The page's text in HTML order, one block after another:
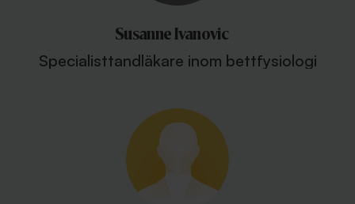
Susanne Ivanovic
Specialisttandläkare inom bettfysiologi